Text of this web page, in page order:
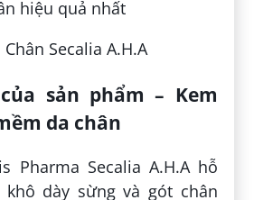
Secalia A.H.A
sản phẩm – Kem
da chân
Pharma Secalia A.H.A hỗ
dày sừng và gót chân